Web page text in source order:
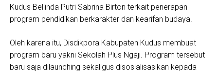
Kudus Bellinda Putri Sabrina Birton terkait penerapan
program pendidikan berkarakter dan kearifan budaya.
Oleh karena itu, Disdikpora Kabupaten Kudus membuat
program baru yakni Sekolah Plus Ngaji. Program tersebut
baru saja dilaunching sekaligus disosialisasikan kepada